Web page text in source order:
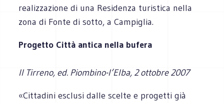
realizzazione di una Residenza turistica nella
zona di Fonte di sotto, a Campiglia.
Progetto Città antica nella bufera
Il Tirreno, ed. Piombino-l’Elba, 2 ottobre 2007
«Cittadini esclusi dalle scelte e progetti già